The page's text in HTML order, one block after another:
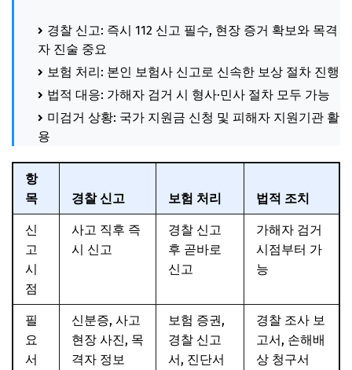
경찰 신고: 즉시 112 신고 필수, 현장 증거 확보와 목격
자 진술 중요
보험 처리: 본인 보험사 신고로 신속한 보상 절차 진행
법적 대응: 가해자 검거 시 형사·민사 절차 모두 가능
미검거 상황: 국가 지원금 신청 및 피해자 지원기관 활
용
항
목
경찰 신고 보험 처리 법적 조치
신
고
시
점
사고 직후 즉
시 신고
경찰 신고
후 곧바로
신고
가해자 검거
시점부터 가
능
필
요
서
신분증, 사고
현장 사진, 목
격자 정보
보험 증권,
경찰 신고
서, 진단서
경찰 조사 보
고서, 손해배
상 청구서